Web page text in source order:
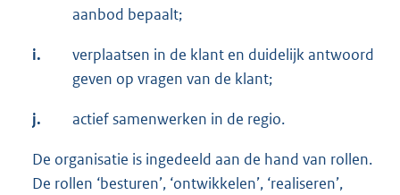
aanbod bepaalt;
i.
verplaatsen in de klant en duidelijk antwoord
geven op vragen van de klant;
j. actief samenwerken in de regio.
De organisatie is ingedeeld aan de hand van rollen.
De rollen ‘besturen’, ‘ontwikkelen’, ‘realiseren’,